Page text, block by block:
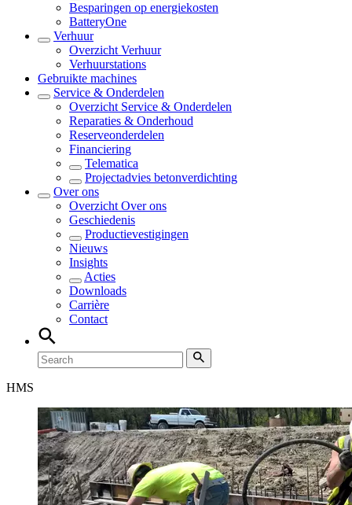
Besparingen op energiekosten
BatteryOne
Verhuur
Overzicht Verhuur
Verhuurstations
Gebruikte machines
Service & Onderdelen
Overzicht Service & Onderdelen
Reparaties & Onderhoud
Reserveonderdelen
Financiering
Telematica
Projectadvies betonverdichting
Over ons
Overzicht Over ons
Geschiedenis
Productievestigingen
Nieuws
Insights
Acties
Downloads
Carrière
Contact
HMS